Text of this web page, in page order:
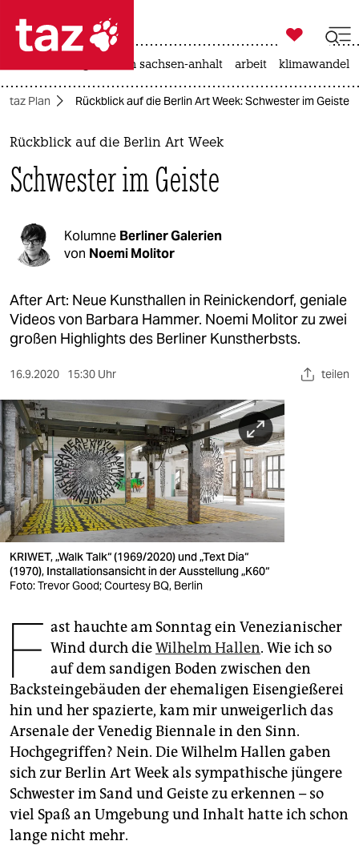
 taz zahl ich
taz zahl ich
themen
politik
gesellschaft
kultur
sport
nord
wahrheit
verlag
verlag
veranstaltungen
shop
fragen & hilfe
unterstützen
genossenschaft
epaper login

taz zahl ich
landtagswahl in sachsen-anhalt arbeit klimawandel
taz Plan Rückblick auf die Berlin Art Week: Schwester im Geiste
Rückblick auf die Berlin Art Week
Schwester im Geiste
Kolumne Berliner Galerien
von Noemi Molitor
After Art: Neue Kunsthallen in Reinickendorf, geniale
Videos von Barbara Hammer. Noemi Molitor zu zwei
großen Highlights des Berliner Kunstherbsts.
16.9.2020 15:30 Uhr teilen
KRIWET, „Walk Talk“ (1969/2020) und „Text Dia“
(1970), Installationsansicht in der Ausstellung „K60“
Foto: Trevor Good; Courtesy BQ, Berlin
F ast hauchte am Sonntag ein Venezianischer
Wind durch dieWilhelm Hallen. Wie ich so
auf dem sandigen Boden zwischen den
Backsteingebäuden der ehemaligen Eisengießerei
hin und her spazierte, kam mir unweigerlich das
Arsenale der Venedig Biennale in den Sinn.
Hochgegriffen? Nein. Die Wilhelm Hallen gaben
sich zur Berlin Art Week als sympathische jüngere
Schwester im Sand und Geiste zu erkennen – so
viel Spaß an Umgebung und Inhalt hatte ich schon
lange nicht mehr.